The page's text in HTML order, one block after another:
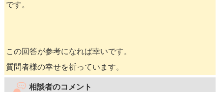
です。
この回答が参考になれば幸いです。
質問者様の幸せを祈っています。
相談者のコメント